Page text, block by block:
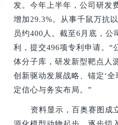
发。今年上半年，公司研发
增加29.3%。从事千鼠万抗
员约400人。截至6月底，公
利，提交496项专利申请。“
体分子库，研发新型靶点人
创新驱动发展战略、锚定‘
定信心与务实布局。”
资料显示，百奥赛图成